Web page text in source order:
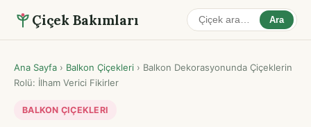
Çiçek Bakımları Ara
Ana Sayfa › Balkon Çiçekleri › Balkon Dekorasyonunda Çiçeklerin
Rolü: İlham Verici Fikirler
BALKON ÇIÇEKLERI